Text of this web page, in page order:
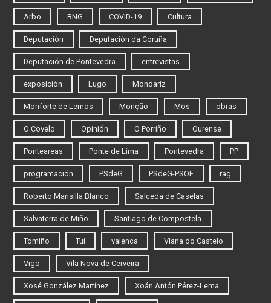
Arbo BNG COVID-19 Cultura
Deputación Deputación da Coruña
Deputación de Pontevedra entrevistas
exposición Lugo Mondariz
Monforte de Lemos Monção Mos obras
O Covelo Opinión O Porriño Ourense
Ponteareas Ponte de Lima Pontevedra PP
programación PSdeG PSdeG-PSOE rag
Roberto Mansilla Blanco Salceda de Caselas
Salvaterra de Miño Santiago de Compostela
Tomiño Tui valença Viana do Castelo
Vigo Vila Nova de Cerveira
Xosé González Martínez Xoán Antón Pérez-Lema